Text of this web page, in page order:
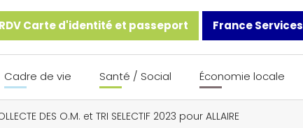
RDV Carte d'identité et passeport France Services
Cadre de vie Santé / Social Économie locale
DES O.M. et TRI SELECTIF 2023 pour ALLAIRE